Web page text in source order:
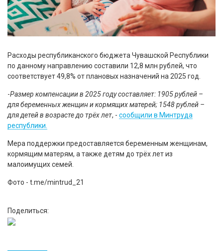
Расходы республиканского бюджета Чувашской Республики
по данному направлению составили 12,8 млн рублей, что
соответствует 49,8% от плановых назначений на 2025 год.
-Размер компенсации в 2025 году составляет: 1905 рублей –
для беременных женщин и кормящих матерей; 1548 рублей –
для детей в возрасте до трёх лет, - сообщили в Минтруда
республики.
Мера поддержки предоставляется беременным женщинам,
кормящим матерям, а также детям до трёх лет из
малоимущих семей.
Фото - t.me/mintrud_21
Поделиться: